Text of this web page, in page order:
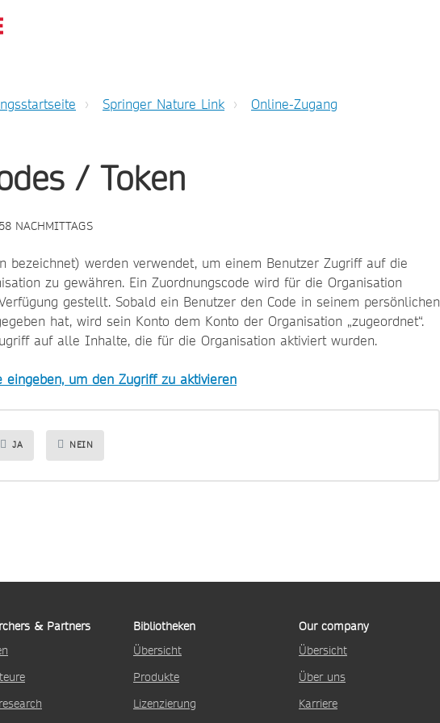
Springer Nature Link Online-Zugang
/ Token
NACHMITTAGS
bezeichnet) werden verwendet, um einem Benutzer Zugriff auf die
zu gewähren. Ein Zuordnungscode wird für die Organisation
gestellt. Sobald ein Benutzer den Code in seinem persönlichen
hat, wird sein Konto dem Konto der Organisation „zugeordnet“.
auf alle Inhalte, die für die Organisation aktiviert wurden.
eingeben, um den Zugriff zu aktivieren
JA NEIN
& Partners
Bibliotheken
Übersicht
Produkte
Lizenzierung
Our company
Übersicht
Über uns
Karriere